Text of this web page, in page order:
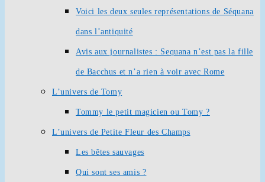
Voici les deux seules représentations de Séquana
dans l’antiquité
Avis aux journalistes : Sequana n’est pas la fille
de Bacchus et n’a rien à voir avec Rome
L’univers de Tomy
Tommy le petit magicien ou Tomy ?
L’univers de Petite Fleur des Champs
Les bêtes sauvages
Qui sont ses amis ?